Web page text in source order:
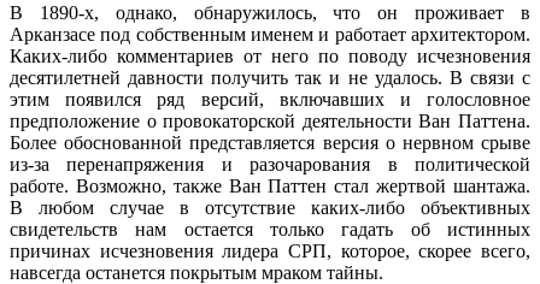
В 1890-х, однако, обнаружилось, что он проживает в
Арканзасе под собственным именем и работает архитектором.
Каких-либо комментариев от него по поводу исчезновения
десятилетней давности получить так и не удалось. В связи с
этим появился ряд версий, включавших и голословное
предположение о провокаторской деятельности Ван Паттена.
Более обоснованной представляется версия о нервном срыве
из-за перенапряжения и разочарования в политической
работе. Возможно, также Ван Паттен стал жертвой шантажа.
В любом случае в отсутствие каких-либо объективных
свидетельств нам остается только гадать об истинных
причинах исчезновения лидера СРП, которое, скорее всего,
навсегда останется покрытым мраком тайны.